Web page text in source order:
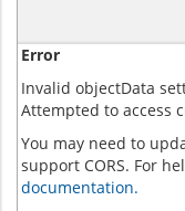
Error
Invalid objectData
Attempted to access
You may need to
support CORS. For
documentation.